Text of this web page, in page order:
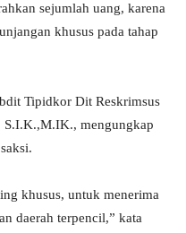
sejumlah uang, karena
khusus pada tahap
Tipidkor Dit Reskrimsus
S.I.K.,M.IK., mengungkap
khusus, untuk menerima
daerah terpencil,” kata